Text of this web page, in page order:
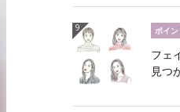
ポイ
フェ
見つ